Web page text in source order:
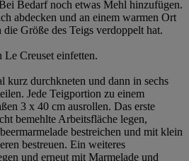
Bedarf noch etwas Mehl hinzufügen.
abdecken und an einem warmen Ort
die Größe des Teigs verdoppelt hat.
Creuset einfetten.
kurz durchkneten und dann in sechs
Jede Teigportion zu einem
3 x 40 cm ausrollen. Das erste
bemehlte Arbeitsfläche legen,
bestreichen und mit klein
bestreuen. Ein weiteres
und erneut mit Marmelade und